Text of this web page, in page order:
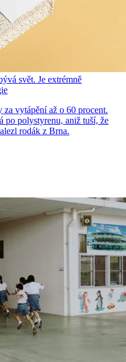
svět. Je extrémně
vytápění až o 60 procent.
po polystyrenu, aniž tuší, že
rodák z Brna.